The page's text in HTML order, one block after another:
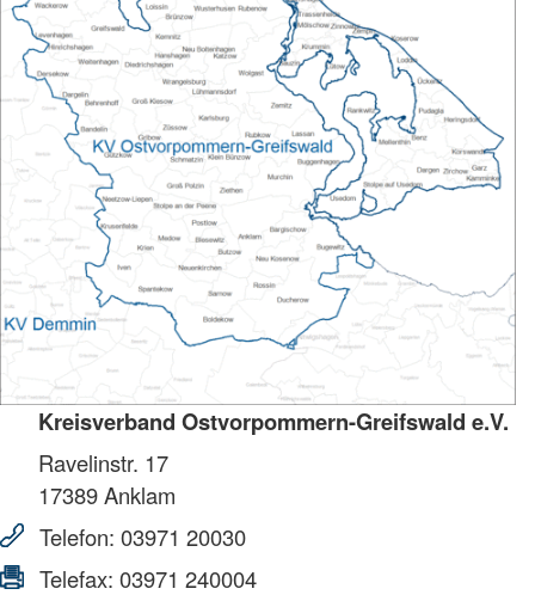
Kreisverband Ostvorpommern-Greifswald e.V.
Ravelinstr. 17
17389Anklam
Telefon: 03971 20030
Telefax: 03971 240004